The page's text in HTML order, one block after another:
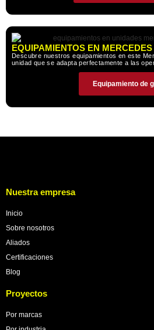
EQUIPAMIENTOS EN
Descubre nuestros equipamientos en este
unidad que se adapta perfectamente a las
Equipamiento de
Nuestra empresa
Inicio
Sobre nosotros
Aliados
Certificaciones
Blog
Proyectos
Por marcas